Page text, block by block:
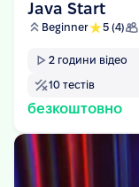
Java Start
Beginner 5 (4)
2 години відео
10 тестів
безкоштовно